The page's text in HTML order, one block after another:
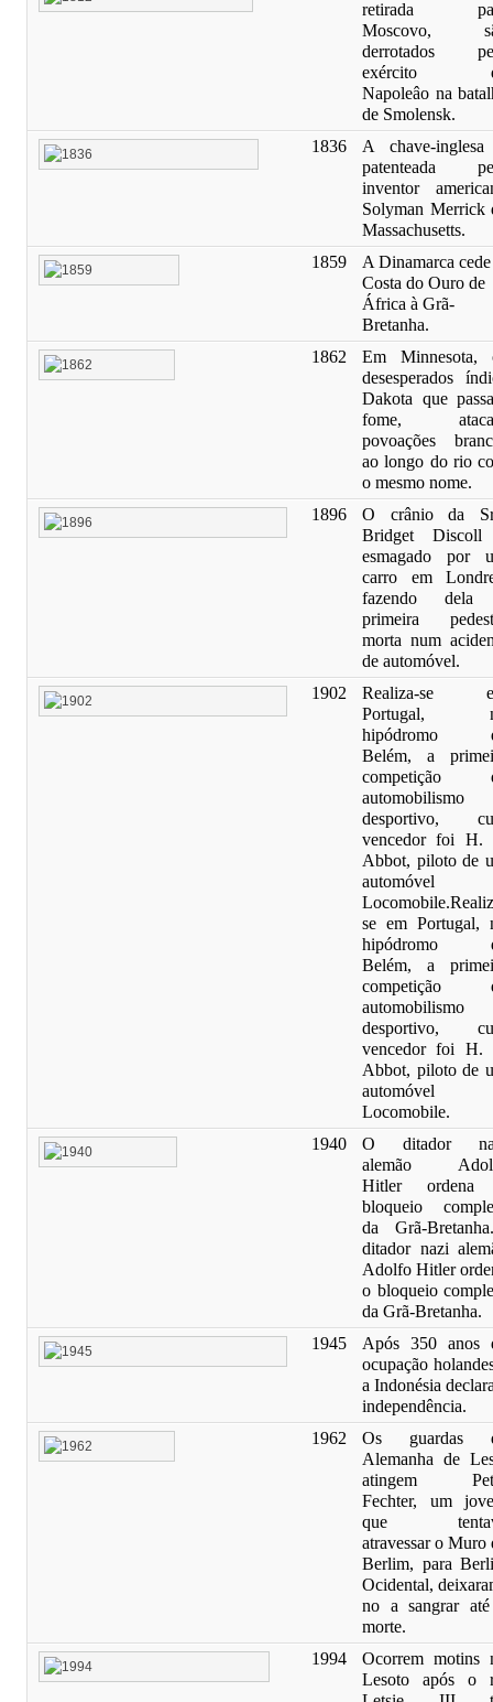
retirada
Moscovo,
derrotados
exército
Napoleâo na
de Smolensk.
1836
A chave-
patenteada
inventor
Solyman Merrick
Massachusetts.
1859
A Dinamarca
Costa do Ouro de
África à Grã-
Bretanha.
1862
Em Minnesota,
desesperados
Dakota que
fome,
povoações
ao longo do rio
o mesmo nome.
1896
O crânio da
Bridget
esmagado por
carro em
fazendo dela
primeira
morta num
de automóvel.
1902
Realiza-se
Portugal,
hipódromo
Belém, a
competição
automobilismo
desportivo,
vencedor foi H.
Abbot, piloto de
automóvel
Locomobile.
se em Portugal,
hipódromo
Belém, a
competição
automobilismo
desportivo,
vencedor foi H.
Abbot, piloto de
automóvel
Locomobile.
1940
O ditador
alemão
Hitler ordena
bloqueio
da Grã-Bretanha.
ditador nazi
Adolfo Hitler
o bloqueio
da Grã-Bretanha.
1945
Após 350 anos
ocupação
a Indonésia
independência.
1962
Os guardas
Alemanha de
atingem
Fechter, um
que
atravessar o Muro
Berlim, para
Ocidental,
no a sangrar
morte.
1994
Ocorrem motins
Lesoto após o